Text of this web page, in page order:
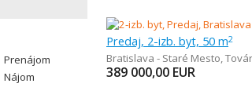
Prenájom
Nájom
Predaj, 2-izb. byt, 50 m2
Bratislava - Staré Mesto,
389 000,00 EUR